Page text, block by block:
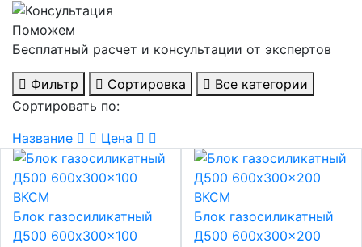
Поможем
Бесплатный расчет и консультации от экспертов
Фильтр Сортировка
Все категории
Сортировать по:
Название
Цена
Блок газосиликатный
Д500 600x300x100
Блок газосиликатный
Д500 600x300x200